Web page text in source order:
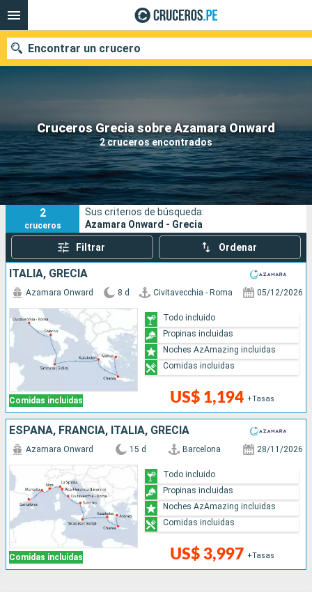
Cruceros Grecia sobre Azamara Onward
2 cruceros encontrados
Encontrar un crucero
Nuestros destinos
Fecha de salida
Puertos Compañías
Buscar
2
cruceros
Sus criterios de búsqueda:
Azamara Onward - Grecia
Filtrar Ordenar
ITALIA, GRECIA
Comidas incluidas
Azamara Onward 8 d Civitavecchia - Roma 05/12/2026
US$ 1,194 +Tasas
Todo incluido
Propinas incluidas
Noches AzAmazing incluidas
Comidas incluidas
ESPAÑA, FRANCIA, ITALIA, GRECIA
Comidas incluidas
Azamara Onward 15 d Barcelona 28/11/2026
US$ 3,997 +Tasas
Todo incluido
Propinas incluidas
Noches AzAmazing incluidas
Comidas incluidas